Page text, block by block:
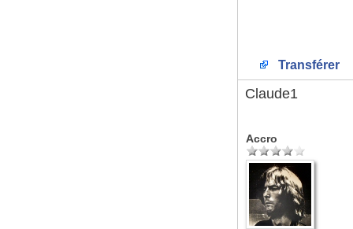
Transférer
Claude1
Accro